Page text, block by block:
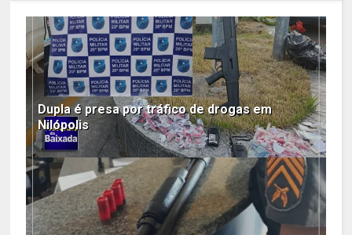
Dupla é presa por tráfico de drogas em
Nilópolis